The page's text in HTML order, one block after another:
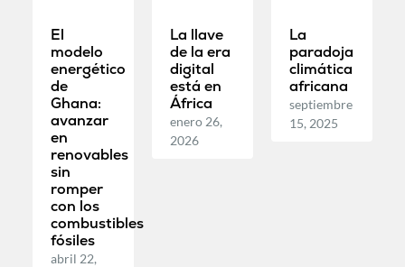
El
modelo
energético
de
Ghana:
avanzar
en
renovables
sin
romper
con los
combustibles
fósiles
abril 22,
La llave
de la era
digital
está en
África
enero 26,
2026
La
paradoja
climática
africana
septiembre
15, 2025